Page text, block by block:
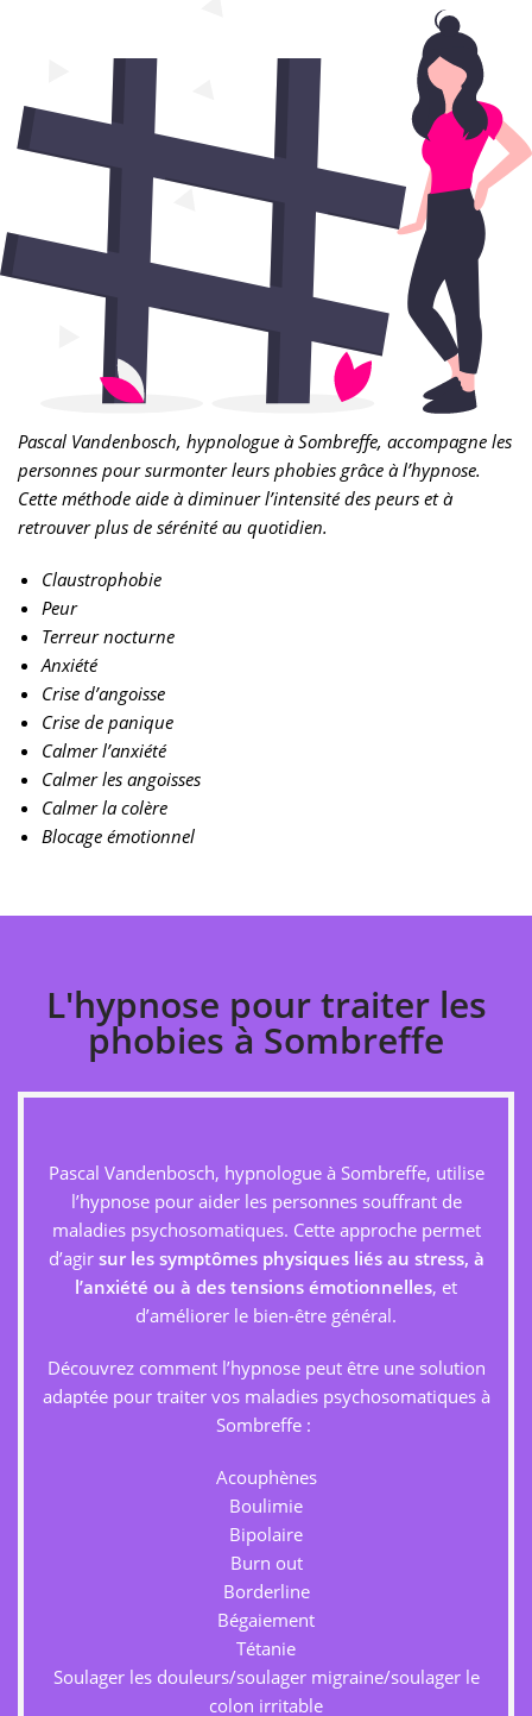
Pascal Vandenbosch, hypnologue à Sombreffe, accompagne les
personnes pour surmonter leurs phobies grâce à l’hypnose.
Cette méthode aide à diminuer l’intensité des peurs et à
retrouver plus de sérénité au quotidien.
Claustrophobie
Peur
Terreur nocturne
Anxiété
Crise d’angoisse
Crise de panique
Calmer l’anxiété
Calmer les angoisses
Calmer la colère
Blocage émotionnel
L'hypnose pour traiter les
phobies à Sombreffe
Pascal Vandenbosch, hypnologue à Sombreffe, utilise
l’hypnose pour aider les personnes souffrant de
maladies psychosomatiques. Cette approche permet
d’agir sur les symptômes physiques liés au stress, à
l’anxiété ou à des tensions émotionnelles, et
d’améliorer le bien-être général.
Découvrez comment l’hypnose peut être une solution
adaptée pour traiter vos maladies psychosomatiques à
Sombreffe :
Acouphènes
Boulimie
Bipolaire
Burn out
Borderline
Bégaiement
Tétanie
Soulager les douleurs/soulager migraine/soulager le
colon irritable